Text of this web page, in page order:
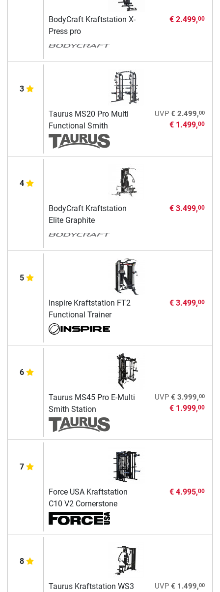
BodyCraft Kraftstation X-
Press pro
€ 2.499,00
3
Taurus MS20 Pro Multi
Functional Smith
UVP € 2.499,00
€ 1.499,00
4
BodyCraft Kraftstation
Elite Graphite
€ 3.499,00
5
Inspire Kraftstation FT2
Functional Trainer
€ 3.499,00
6
Taurus MS45 Pro E-Multi
Smith Station
UVP € 3.999,00
€ 1.999,00
7
Force USA Kraftstation
C10 V2 Cornerstone
€ 4.995,00
8
Taurus Kraftstation WS3 UVP € 1.499,00